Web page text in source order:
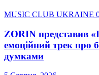
MUSIC CLUB UKRAINE
ZORIN представив
емоційний трек про
думками